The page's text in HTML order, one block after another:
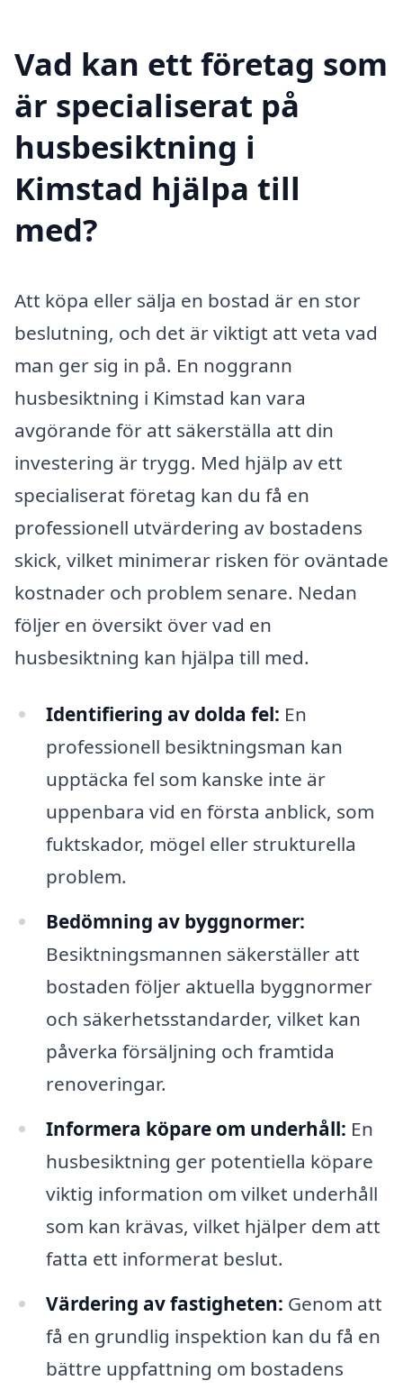
Vad kan ett företag som
är specialiserat på
husbesiktning i
Kimstad hjälpa till
med?
Att köpa eller sälja en bostad är en stor
beslutning, och det är viktigt att veta vad
man ger sig in på. En noggrann
husbesiktning i Kimstad kan vara
avgörande för att säkerställa att din
investering är trygg. Med hjälp av ett
specialiserat företag kan du få en
professionell utvärdering av bostadens
skick, vilket minimerar risken för oväntade
kostnader och problem senare. Nedan
följer en översikt över vad en
husbesiktning kan hjälpa till med.
Identifiering av dolda fel: En
professionell besiktningsman kan
upptäcka fel som kanske inte är
uppenbara vid en första anblick, som
fuktskador, mögel eller strukturella
problem.
Bedömning av byggnormer:
Besiktningsmannen säkerställer att
bostaden följer aktuella byggnormer
och säkerhetsstandarder, vilket kan
påverka försäljning och framtida
renoveringar.
Informera köpare om underhåll: En
husbesiktning ger potentiella köpare
viktig information om vilket underhåll
som kan krävas, vilket hjälper dem att
fatta ett informerat beslut.
Värdering av fastigheten: Genom att
få en grundlig inspektion kan du få en
bättre uppfattning om bostadens